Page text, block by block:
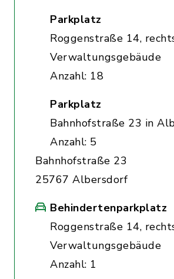
Parkplatz
Roggenstraße 14,
Verwaltungsgebäude
Anzahl: 18
Parkplatz
Bahnhofstraße 23 in
Anzahl: 5
Bahnhofstraße 23
25767 Albersdorf
Behindertenparkplatz
Roggenstraße 14,
Verwaltungsgebäude
Anzahl: 1